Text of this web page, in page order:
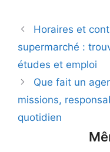
Horaires et
supermarché :
études et emploi
Que fait un
missions,
quotidien